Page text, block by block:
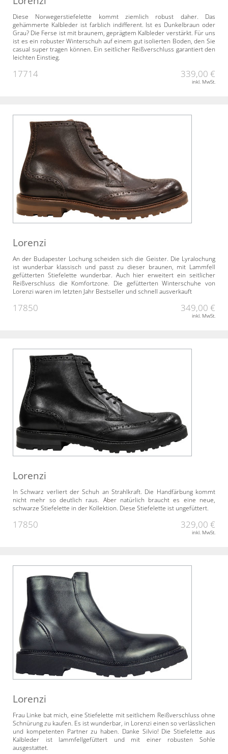
Diese Norwegerstiefelette kommt ziemlich robust daher. Das
gehämmerte Kalbleder ist farblich indifferent. Ist es Dunkelbraun oder
Grau? Die Ferse ist mit braunem, geprägtem Kalbleder verstärkt. Für uns
ist es ein robuster Winterschuh auf einem gut isolierten Boden, den Sie
casual super tragen können. Ein seitlicher Reißverschluss garantiert den
leichten Einstieg.
17714 339,00 €
inkl. MwSt.
Lorenzi
An der Budapester Lochung scheiden sich die Geister. Die Lyralochung
ist wunderbar klassisch und passt zu dieser braunen, mit Lammfell
gefütterten Stiefelette wunderbar. Auch hier erweitert ein seitlicher
Reißverschluss die Komfortzone. Die gefütterten Winterschuhe von
Lorenzi waren im letzten Jahr Bestseller und schnell ausverkauft
17850 349,00 €
inkl. MwSt.
Lorenzi
In Schwarz verliert der Schuh an Strahlkraft. Die Handfärbung kommt
nicht mehr so deutlich raus. Aber natürlich braucht es eine neue,
schwarze Stiefelette in der Kollektion. Diese Stiefelette ist ungefüttert.
17850 329,00 €
inkl. MwSt.
Lorenzi
Frau Linke bat mich, eine Stiefelette mit seitlichem Reißverschluss ohne
Schnürung zu kaufen. Es ist wunderbar, in Lorenzi einen so verlässlichen
und kompetenten Partner zu haben. Danke Silvio! Die Stiefelette aus
Kalbleder ist lammfellgefüttert und mit einer robusten Sohle
ausgestattet.